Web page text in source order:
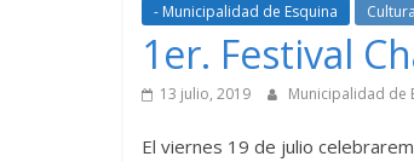
- Municipalidad de Esquina Cultura
1er. Festival
13 julio, 2019 Municipalidad de
El viernes 19 de julio